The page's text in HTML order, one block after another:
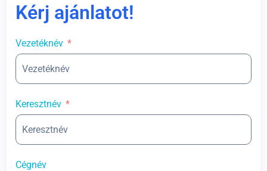
Kérj ajánlatot!
Vezetéknév
Keresztnév
Cégnév